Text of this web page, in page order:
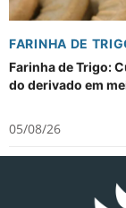
FARINHA DE
Farinha de Trigo:
do derivado em
05/08/26